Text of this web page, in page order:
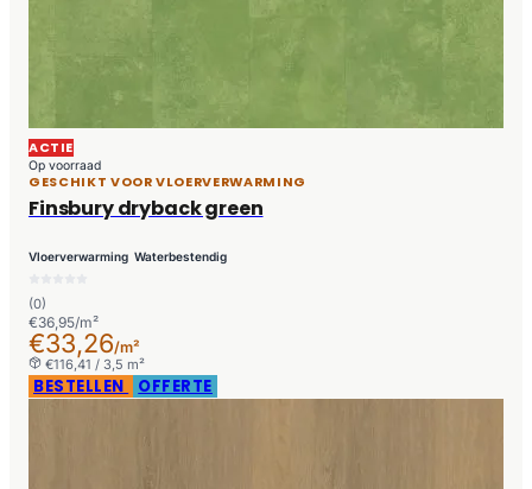
ACTIE
Op voorraad
GESCHIKT VOOR VLOERVERWARMING
Finsbury dryback green
Vloerverwarming Waterbestendig
(0)
€36,95/m²
€33,26/m²
€116,41 / 3,5 m²
BESTELLEN OFFERTE